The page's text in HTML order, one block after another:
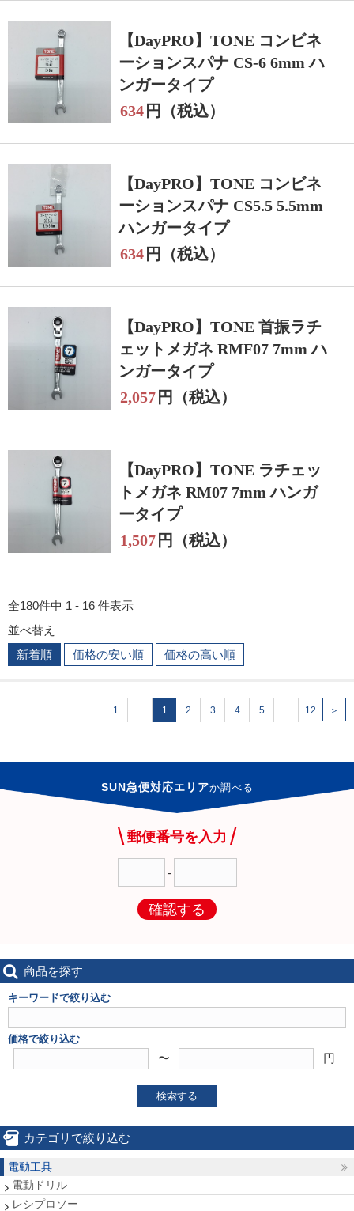
【DayPRO】TONE コンビネ
ーションスパナ CS-6 6mm ハ
ンガータイプ
634 円（税込）
【DayPRO】TONE コンビネ
ーションスパナ CS5.5 5.5mm
ハンガータイプ
634 円（税込）
【DayPRO】TONE 首振ラチ
ェットメガネ RMF07 7mm ハ
ンガータイプ
2,057 円（税込）
【DayPRO】TONE ラチェッ
トメガネ RM07 7mm ハンガ
ータイプ
1,507 円（税込）
全180件中 1 - 16 件表示
並べ替え
新着順
価格の安い順 価格の高い順
1 … 1 2 3 4 5 … 12 ＞
SUN急便対応エリアか調べる
郵便番号を入力
-
確認する
商品を探す
キーワードで絞り込む
価格で絞り込む
〜 円
検索する
カテゴリで絞り込む
電動工具
電動ドリル
レシプロソー